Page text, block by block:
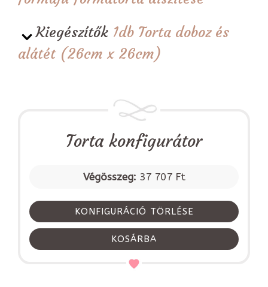
Kiegészítők 1db Torta doboz és
alátét (26cm x 26cm)
Torta konfigurátor
Végösszeg: 37 707 Ft
KONFIGURÁCIÓ TÖRLÉSE
KOSÁRBA